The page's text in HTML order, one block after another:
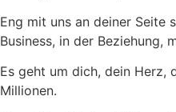
Eng mit uns an deiner Seite
Business, in der Beziehung,
Es geht um dich, dein Herz,
Millionen.